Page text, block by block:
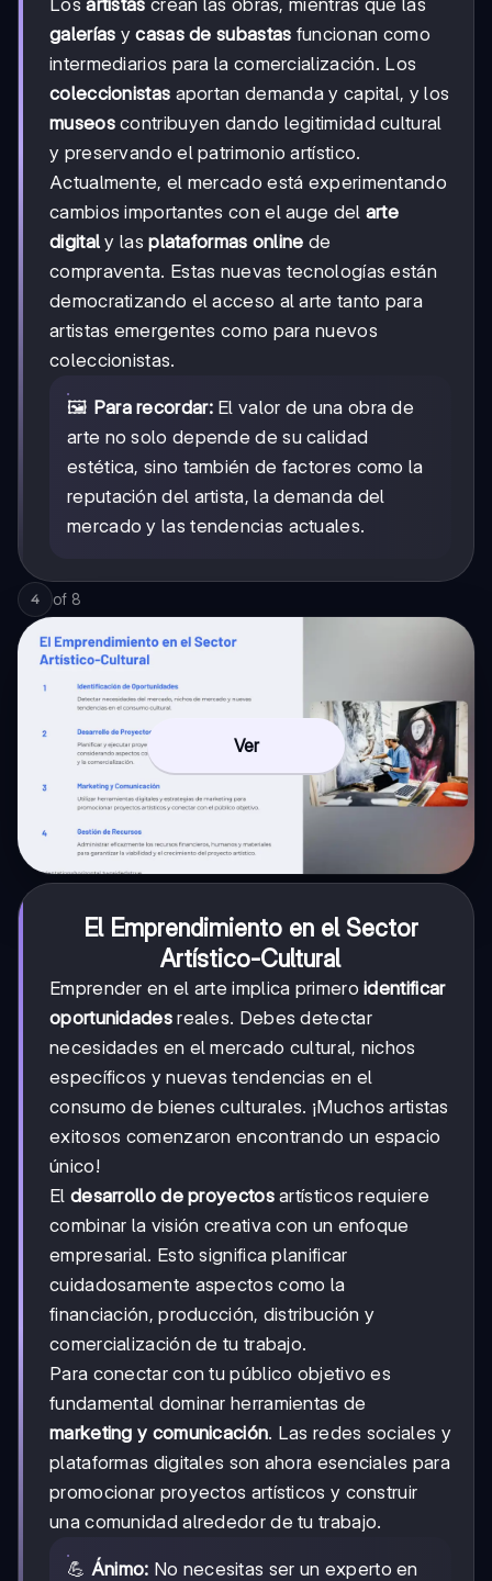
galerías ycasas de subastas funcionan como
intermediarios para la comercialización. Los
coleccionistas aportan demanda y capital, y los
museoscontribuyen dando legitimidad cultural
y preservando el patrimonio artístico.
Actualmente, el mercado está experimentando
cambios importantes con el auge del arte
digital y lasplataformas online de
compraventa. Estas nuevas tecnologías están
democratizando el acceso al arte tanto para
artistas emergentes como para nuevos
coleccionistas.
🖼️ Para recordar:El valor de una obra de
arte no solo depende de su calidad
estética, sino también de factores como la
reputación del artista, la demanda del
mercado y las tendencias actuales.
4 of 8
Ver
El Emprendimiento en el Sector
Artístico-Cultural
Emprender en el arte implica primeroidentificar
oportunidadesreales. Debes detectar
necesidades en el mercado cultural, nichos
específicos y nuevas tendencias en el
consumo de bienes culturales. ¡Muchos artistas
exitosos comenzaron encontrando un espacio
único!
El desarrollo de proyectosartísticos requiere
combinar la visión creativa con un enfoque
empresarial. Esto significa planificar
cuidadosamente aspectos como la
financiación, producción, distribución y
comercialización de tu trabajo.
Para conectar con tu público objetivo es
fundamental dominar herramientas de
marketing y comunicación. Las redes sociales y
plataformas digitales son ahora esenciales para
promocionar proyectos artísticos y construir
una comunidad alrededor de tu trabajo.
💪 Ánimo: No necesitas ser un experto en